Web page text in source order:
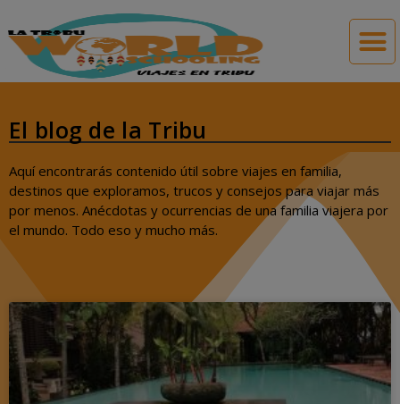
El blog de la Tribu
Aquí encontrarás contenido útil sobre viajes en familia,
destinos que exploramos, trucos y consejos para viajar más
por menos. Anécdotas y ocurrencias de una familia viajera por
el mundo. Todo eso y mucho más.